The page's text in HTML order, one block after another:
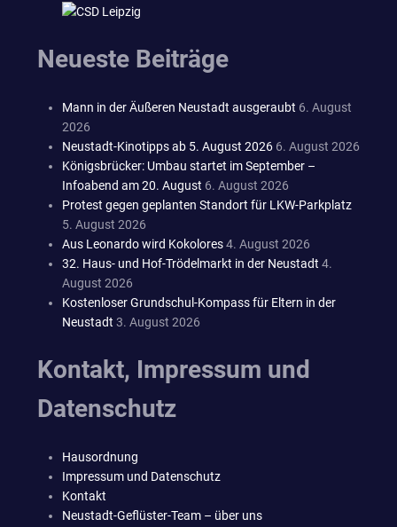
Neueste Beiträge
Mann in der Äußeren Neustadt ausgeraubt 6. August
2026
Neustadt-Kinotipps ab 5. August 2026 6. August 2026
Königsbrücker: Umbau startet im September –
Infoabend am 20. August 6. August 2026
Protest gegen geplanten Standort für LKW-Parkplatz
5. August 2026
Aus Leonardo wird Kokolores4. August 2026
32. Haus- und Hof-Trödelmarkt in der Neustadt 4.
August 2026
Kostenloser Grundschul-Kompass für Eltern in der
Neustadt 3. August 2026
Kontakt, Impressum und
Datenschutz
Hausordnung
Impressum und Datenschutz
Kontakt
Neustadt-Geflüster-Team – über uns